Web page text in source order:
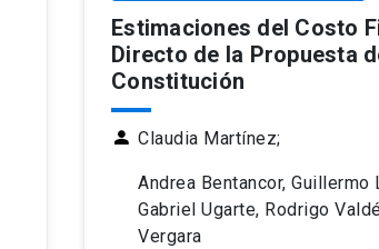
Estimaciones del Costo
Directo de la Propuesta
Constitución
person Claudia Martínez;
Andrea Bentancor, Guillermo
Gabriel Ugarte, Rodrigo
Vergara